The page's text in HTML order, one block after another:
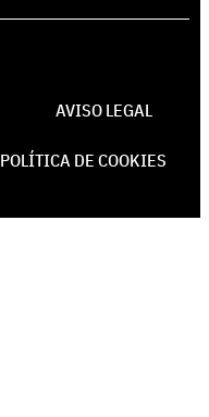
AVISO LEGAL
POLÍTICA DE COOKIES